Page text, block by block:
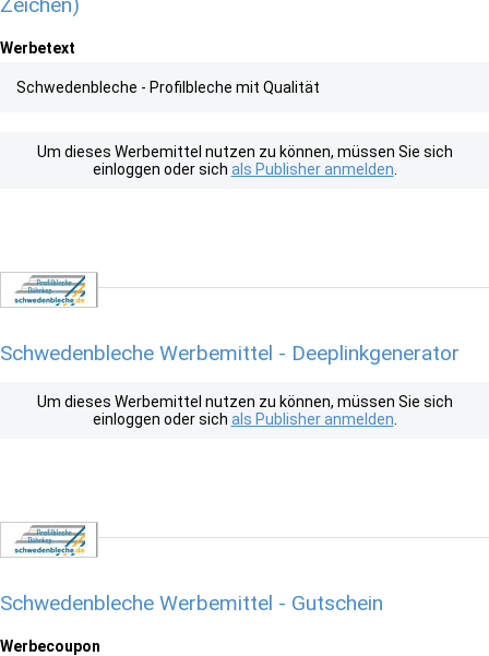
Werbetext
Schwedenbleche - Profilbleche mit Qualität
Um dieses Werbemittel nutzen zu können, müssen Sie sich
einloggen oder sich als Publisher anmelden
Schwedenbleche Werbemittel - Deeplinkgenerator
Um dieses Werbemittel nutzen zu können, müssen Sie sich
einloggen oder sich als Publisher anmelden
Schwedenbleche Werbemittel - Gutschein
Werbecoupon